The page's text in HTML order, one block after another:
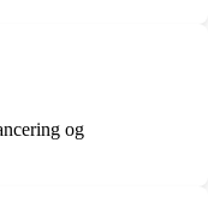
og